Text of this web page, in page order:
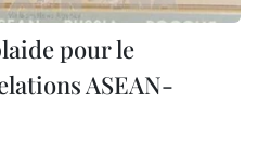
pour le
ASEAN-